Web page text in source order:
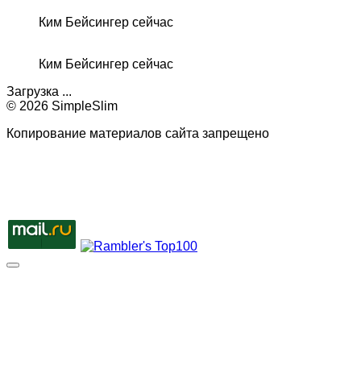
Ким Бейсингер сейчас
Ким Бейсингер сейчас
Загрузка ...
© 2026 SimpleSlim
Копирование материалов сайта запрещено